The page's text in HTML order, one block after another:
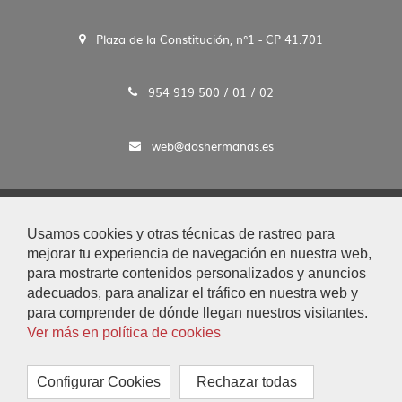
Usamos cookies y otras técnicas de rastreo para
mejorar tu experiencia de navegación en nuestra web,
para mostrarte contenidos personalizados y anuncios
adecuados, para analizar el tráfico en nuestra web y
para comprender de dónde llegan nuestros visitantes.
Ver más en política de cookies
Configurar Cookies Rechazar todas
Plaza de la Constitución, n°1 - CP 41.701
954 919 500 / 01 / 02
web@doshermanas.es
Aviso Legal y Protección de Datos
|
Mapa Web
|
Accesibilidad
|
|
Contacto